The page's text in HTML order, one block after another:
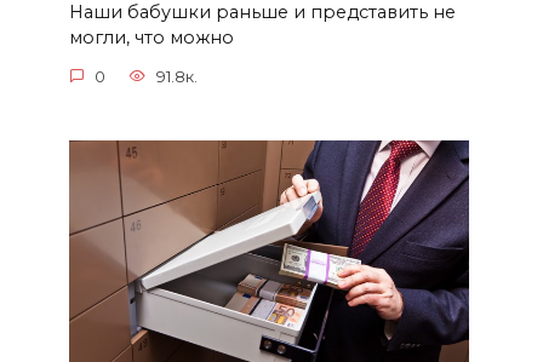
Наши бабушки раньше и представить не
могли, что можно
0 91.8к.